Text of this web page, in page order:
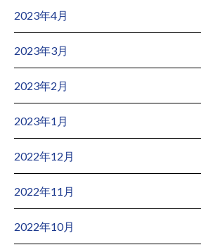
2023年4月
2023年3月
2023年2月
2023年1月
2022年12月
2022年11月
2022年10月